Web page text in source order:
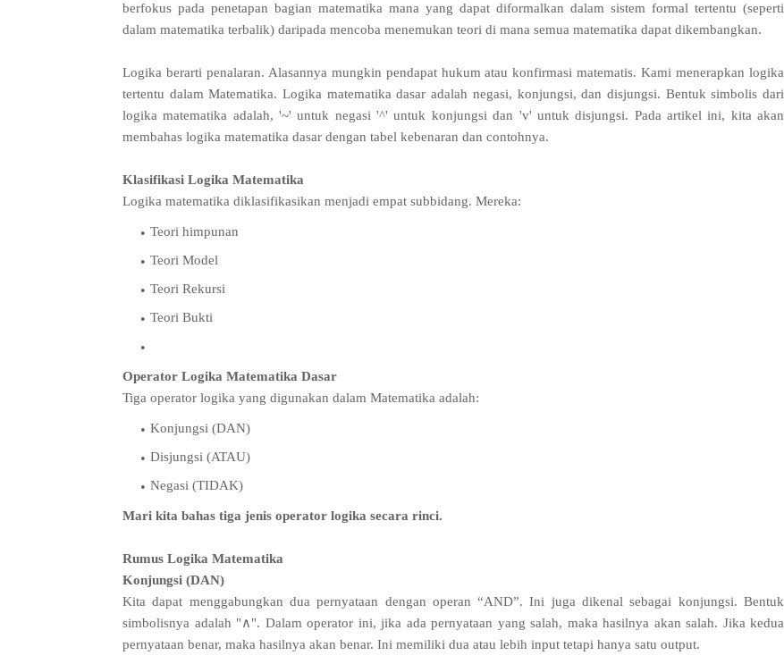
berfokus pada penetapan bagian matematika mana yang dapat diformalkan dalam sistem formal tertentu (seperti
dalam matematika terbalik) daripada mencoba menemukan teori di mana semua matematika dapat dikembangkan.
Logika berarti penalaran. Alasannya mungkin pendapat hukum atau konfirmasi matematis. Kami menerapkan logika
tertentu dalam Matematika. Logika matematika dasar adalah negasi, konjungsi, dan disjungsi. Bentuk simbolis dari
logika matematika adalah, '~' untuk negasi '^' untuk konjungsi dan 'v' untuk disjungsi. Pada artikel ini, kita akan
membahas logika matematika dasar dengan tabel kebenaran dan contohnya.
Klasifikasi Logika Matematika
Logika matematika diklasifikasikan menjadi empat subbidang. Mereka:
Teori himpunan
Teori Model
Teori Rekursi
Teori Bukti
Operator Logika Matematika Dasar
Tiga operator logika yang digunakan dalam Matematika adalah:
Konjungsi (DAN)
Disjungsi (ATAU)
Negasi (TIDAK)
Mari kita bahas tiga jenis operator logika secara rinci.
Rumus Logika Matematika
Konjungsi (DAN)
Kita dapat menggabungkan dua pernyataan dengan operan “AND”. Ini juga dikenal sebagai konjungsi. Bentuk
simbolisnya adalah "∧". Dalam operator ini, jika ada pernyataan yang salah, maka hasilnya akan salah. Jika kedua
pernyataan benar, maka hasilnya akan benar. Ini memiliki dua atau lebih input tetapi hanya satu output.